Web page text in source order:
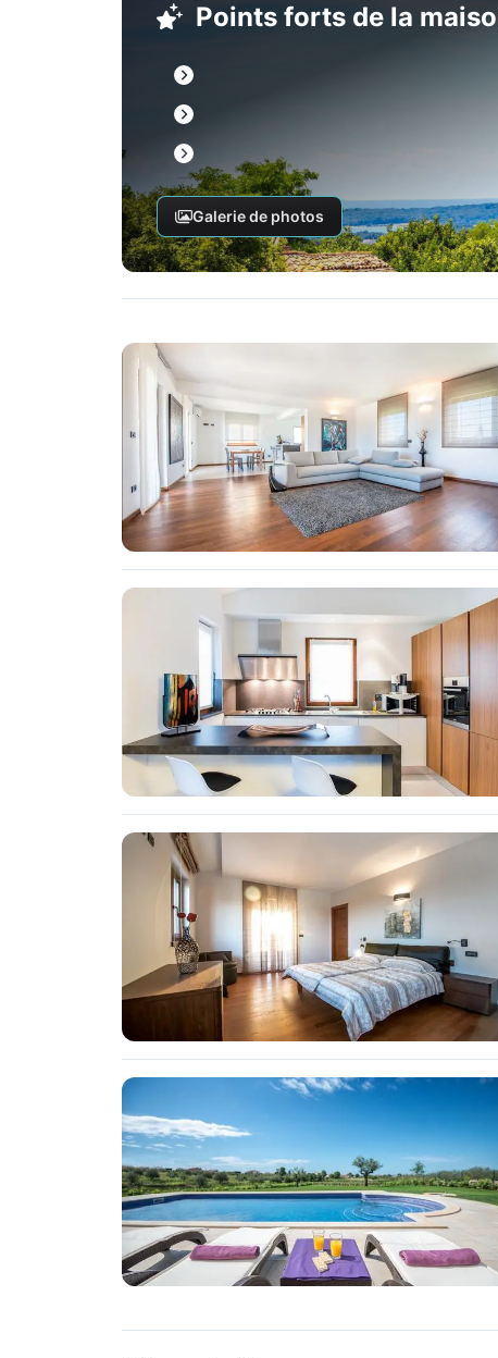
Points forts de la
Galerie de photos